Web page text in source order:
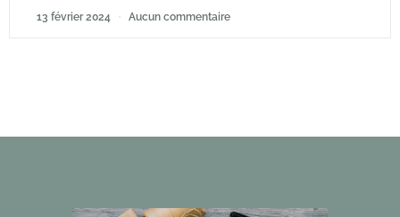
13 février 2024 Aucun commentaire